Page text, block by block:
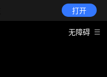
打开
无障碍